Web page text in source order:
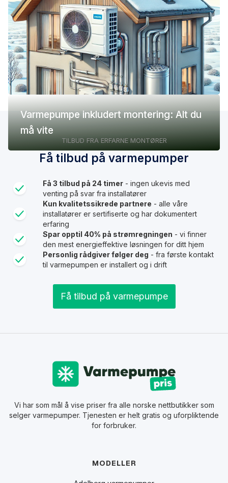
(pris, fordeler og ulemper)
Varmepumpe inkludert montering: Alt du
må vite
TILBUD FRA ERFARNE MONTØRER
Få tilbud på varmepumper
Få 3 tilbud på 24 timer - ingen ukevis med
venting på svar fra installatører
Kun kvalitetssikrede partnere - alle våre
installatører er sertifiserte og har dokumentert
erfaring
Spar opptil 40% på strømregningen - vi finner
den mest energieffektive løsningen for ditt hjem
Personlig rådgiver følger deg - fra første kontakt
til varmepumpen er installert og i drift
Få tilbud på varmepumpe
Vi har som mål å vise priser fra alle norske nettbutikker som
selger varmepumper. Tjenesten er helt gratis og uforpliktende
for forbruker.
MODELLER